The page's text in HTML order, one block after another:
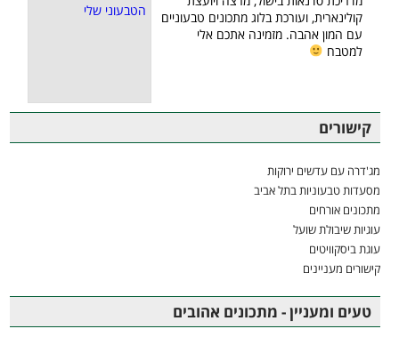
קולינארית, ועורכת בלוג מתכונים טבעוניים
עם המון אהבה. מזמינה אתכם אלי
למטבח
קישורים
מג'דרה עם עדשים ירוקות
מסעדות טבעוניות בתל אביב
מתכונים אורחים
עוגיות שיבולת שועל
עוגת ביסקוויטים
קישורים מעניינים
טעים ומעניין - מתכונים אהובים